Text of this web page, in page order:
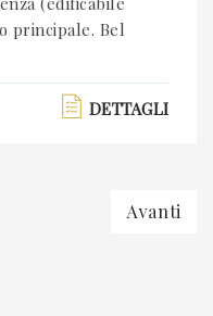
principale. Bel
DETTAGLI
Avanti